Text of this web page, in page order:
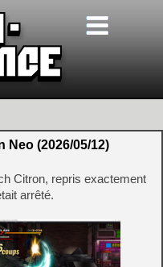
Neo (2026/05/12)
Citron, repris exactement
arrêté.